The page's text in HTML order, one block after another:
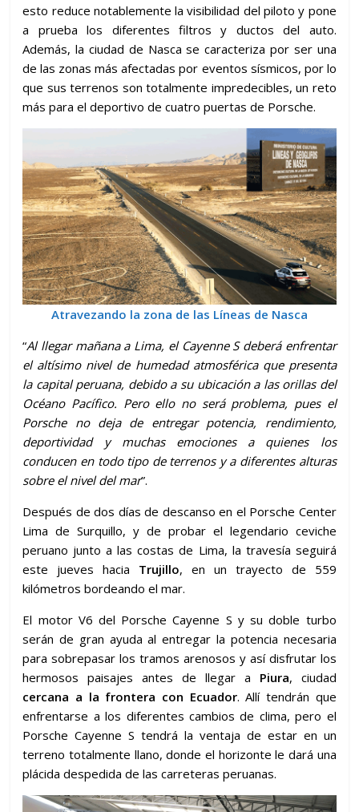
esto reduce notablemente la visibilidad del piloto y pone
a prueba los diferentes filtros y ductos del auto.
Además, la ciudad de Nasca se caracteriza por ser una
de las zonas más afectadas por eventos sísmicos, por lo
que sus terrenos son totalmente impredecibles, un reto
más para el deportivo de cuatro puertas de Porsche.
Atravezando la zona de las Líneas de Nasca
“Al llegar mañana a Lima, el Cayenne S deberá enfrentar
el altísimo nivel de humedad atmosférica que presenta
la capital peruana, debido a su ubicación a las orillas del
Océano Pacífico. Pero ello no será problema, pues el
Porsche no deja de entregar potencia, rendimiento,
deportividad y muchas emociones a quienes los
conducen en todo tipo de terrenos y a diferentes alturas
sobre el nivel del mar”.
Después de dos días de descanso en el Porsche Center
Lima de Surquillo, y de probar el legendario ceviche
peruano junto a las costas de Lima, la travesía seguirá
este jueves hacia Trujillo, en un trayecto de 559
kilómetros bordeando el mar.
El motor V6 del Porsche Cayenne S y su doble turbo
serán de gran ayuda al entregar la potencia necesaria
para sobrepasar los tramos arenosos y así disfrutar los
hermosos paisajes antes de llegar a Piura, ciudad
cercana a la frontera con Ecuador. Allí tendrán que
enfrentarse a los diferentes cambios de clima, pero el
Porsche Cayenne S tendrá la ventaja de estar en un
terreno totalmente llano, donde el horizonte le dará una
plácida despedida de las carreteras peruanas.